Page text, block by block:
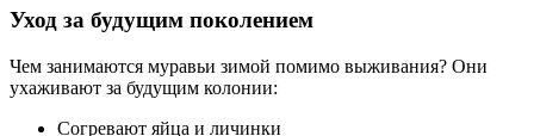
Уход за будущим поколением
Чем занимаются муравьи зимой помимо выживания? Они
ухаживают за будущим колонии:
Согревают яйца и личинки